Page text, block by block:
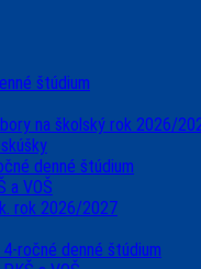
štúdium
na školský rok 2026/
denné štúdium
a VOŠ
rok 2026/2027
ročné denné štúdium